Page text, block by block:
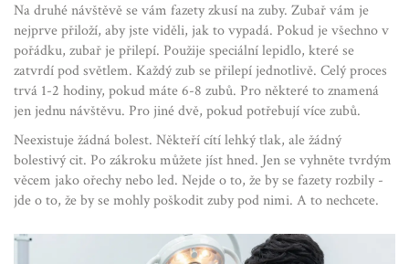
Na druhé návštěvě se vám fazety zkusí na zuby. Zubař vám je
nejprve přiloží, aby jste viděli, jak to vypadá. Pokud je všechno v
pořádku, zubař je přilepí. Použije speciální lepidlo, které se
zatvrdí pod světlem. Každý zub se přilepí jednotlivě. Celý proces
trvá 1-2 hodiny, pokud máte 6-8 zubů. Pro některé to znamená
jen jednu návštěvu. Pro jiné dvě, pokud potřebují více zubů.
Neexistuje žádná bolest. Někteří cítí lehký tlak, ale žádný
bolestivý cit. Po zákroku můžete jíst hned. Jen se vyhněte tvrdým
věcem jako ořechy nebo led. Nejde o to, že by se fazety rozbily -
jde o to, že by se mohly poškodit zuby pod nimi. A to nechcete.